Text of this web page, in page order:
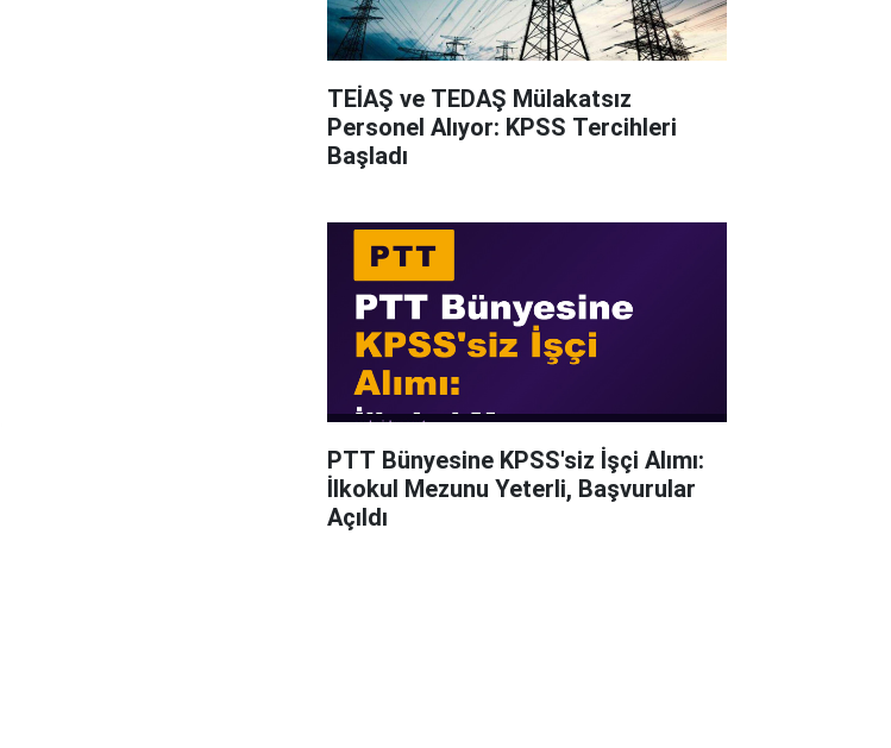
TEİAŞ ve TEDAŞ Mülakatsız
Personel Alıyor: KPSS Tercihleri
Başladı
PTT Bünyesine KPSS'siz İşçi Alımı:
İlkokul Mezunu Yeterli, Başvurular
Açıldı